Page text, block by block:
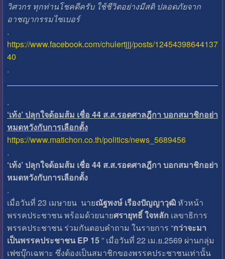
วิศวกร ทุกท่านโชคดีครับ ใช้ชีวิตอย่างมีสติ ปลอดภัยจาก
อาชญากรรมไซเบอร์
.
https://www.facebook.com/chulertjjj/posts/12454398644137
40
.
.
‘เท้ง’ ปลุกใจด้อมส้ม เชื่อ 44 ส.ส.รอดศาลฎีกา บอกสมาชิกอย่า
หมดหวังกับการเลือกตั้ง
https://www.matichon.co.th/politics/news_5689456
.
‘เท้ง’ ปลุกใจด้อมส้ม เชื่อ 44 ส.ส.รอดศาลฎีกา บอกสมาชิกอย่า
หมดหวังกับการเลือกตั้ง
.
เมื่อวันที่ 23 เมษายน นายณัฐพงษ์ เรืองปัญญาวุฒิหัวหน้า
พรรคประชาชน พร้อมด้วยนายศรายุทธิ์ ใจหลัก เลขาธิการ
พรรคประชาชน ร่วมกันตอบคำถาม ในรายการ “กว่าจะมา
เป็นพรรคประชาชน EP 15” เมื่อวันที่ 22 เม.ย.2569 ผ่านกลุ่ม
เฟซบุ๊กเฉพาะ ซึ่งต้องเป็นสมาชิกของพรรคประชาชนเท่านั้น